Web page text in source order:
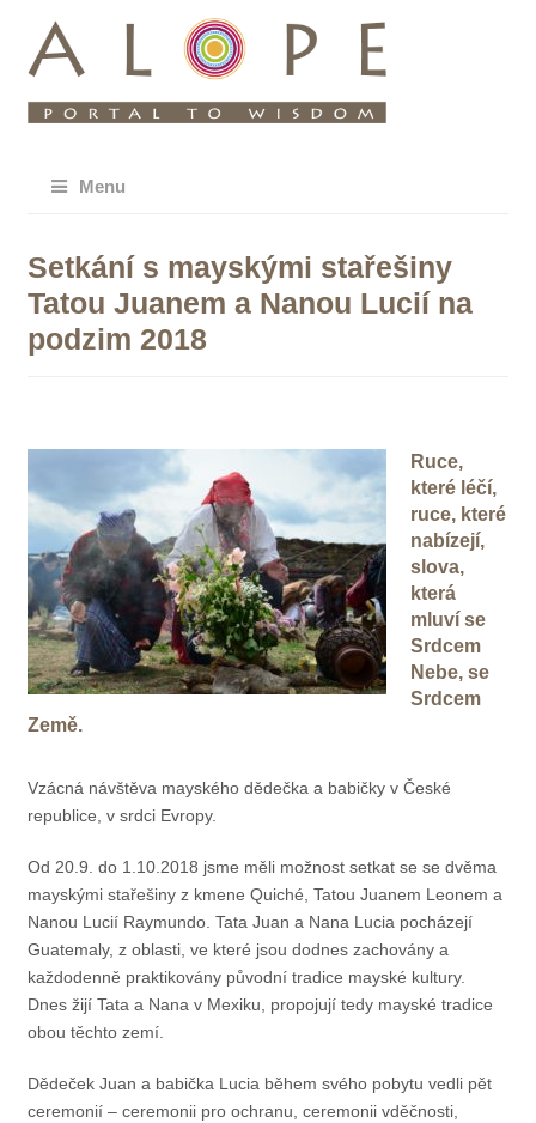
Menu
Setkání s mayskými stařešiny
Tatou Juanem a Nanou Lucií na
podzim 2018
Ruce,
které léčí,
ruce, které
nabízejí,
slova,
která
mluví se
Srdcem
Nebe, se
Srdcem
Země.
Vzácná návštěva mayského dědečka a babičky v České
republice, v srdci Evropy.
Od 20.9. do 1.10.2018 jsme měli možnost setkat se se dvěma
mayskými stařešiny z kmene Quiché, Tatou Juanem Leonem a
Nanou Lucií Raymundo. Tata Juan a Nana Lucia pocházejí
Guatemaly, z oblasti, ve které jsou dodnes zachovány a
každodenně praktikovány původní tradice mayské kultury.
Dnes žijí Tata a Nana v Mexiku, propojují tedy mayské tradice
obou těchto zemí.
Dědeček Juan a babička Lucia během svého pobytu vedli pět
ceremonií – ceremonii pro ochranu, ceremonii vděčnosti,